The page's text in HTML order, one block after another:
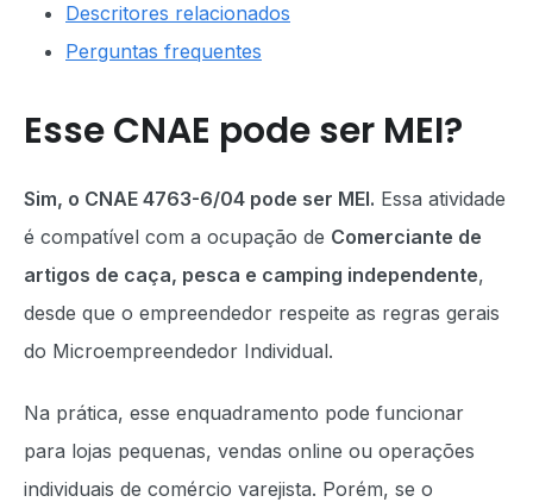
Descritores relacionados
Perguntas frequentes
Esse CNAE pode ser MEI?
Sim, o CNAE 4763-6/04 pode ser MEI. Essa atividade
é compatível com a ocupação de Comerciante de
artigos de caça, pesca e camping independente,
desde que o empreendedor respeite as regras gerais
do Microempreendedor Individual.
Na prática, esse enquadramento pode funcionar
para lojas pequenas, vendas online ou operações
individuais de comércio varejista. Porém, se o